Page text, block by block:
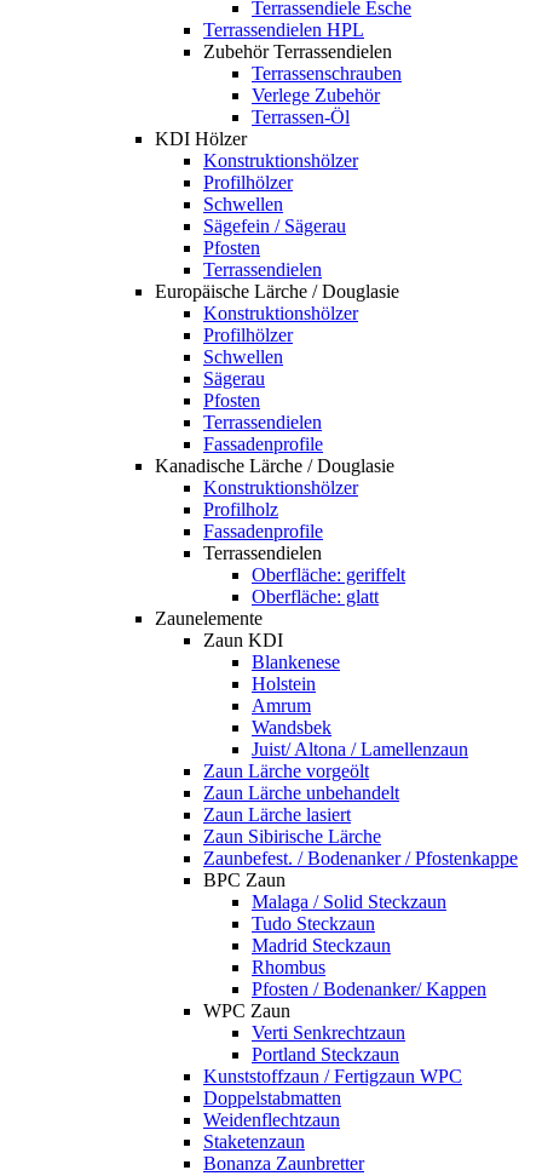
Terrassendiele Esche
Terrassendielen HPL
Zubehör Terrassendielen
Terrassenschrauben
Verlege Zubehör
Terrassen-Öl
KDI Hölzer
Konstruktionshölzer
Profilhölzer
Schwellen
Sägefein / Sägerau
Pfosten
Terrassendielen
Europäische Lärche / Douglasie
Konstruktionshölzer
Profilhölzer
Schwellen
Sägerau
Pfosten
Terrassendielen
Fassadenprofile
Kanadische Lärche / Douglasie
Konstruktionshölzer
Profilholz
Fassadenprofile
Terrassendielen
Oberfläche: geriffelt
Oberfläche: glatt
Zaunelemente
Zaun KDI
Blankenese
Holstein
Amrum
Wandsbek
Juist/ Altona / Lamellenzaun
Zaun Lärche vorgeölt
Zaun Lärche unbehandelt
Zaun Lärche lasiert
Zaun Sibirische Lärche
Zaunbefest. / Bodenanker / Pfostenkappe
BPC Zaun
Malaga / Solid Steckzaun
Tudo Steckzaun
Madrid Steckzaun
Rhombus
Pfosten / Bodenanker/ Kappen
WPC Zaun
Verti Senkrechtzaun
Portland Steckzaun
Kunststoffzaun / Fertigzaun WPC
Doppelstabmatten
Weidenflechtzaun
Staketenzaun
Bonanza Zaunbretter